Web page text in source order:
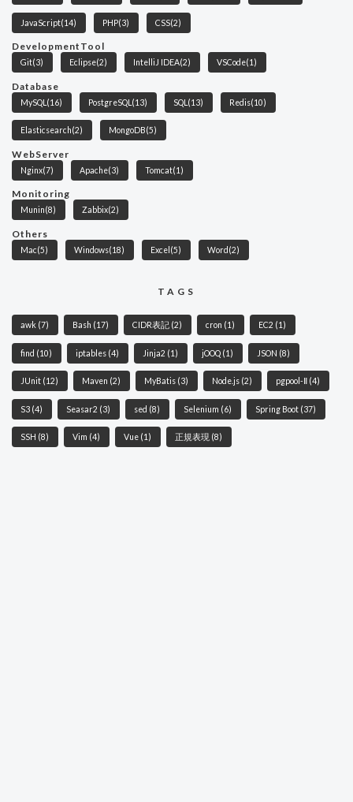
JavaScript(14) PHP(3) CSS(2)
DevelopmentTool
Git(3) Eclipse(2) IntelliJ IDEA(2) VSCode(1)
Database
MySQL (16) PostgreSQL (13) SQL (13) Redis(10)
Elasticsearch(2) MongoDB(5)
WebServer
Nginx(7) Apache(3) Tomcat(1)
Monitoring
Munin(8) Zabbix(2)
Others
Mac(5) Windows(18) Excel (5) Word (2)
TAGS
awk (7) Bash (17) CIDR表記 (2) cron (1) EC2 (1)
find (10) iptables (4) Jinja2 (1) jOOQ (1) JSON (8)
JUnit (12) Maven (2) MyBatis (3) Node.js (2) pgpool-Ⅱ (4)
S3 (4) Seasar2 (3) sed (8) Selenium (6) Spring Boot (37)
SSH (8) Vim (4) Vue (1) 正規表現 (8)